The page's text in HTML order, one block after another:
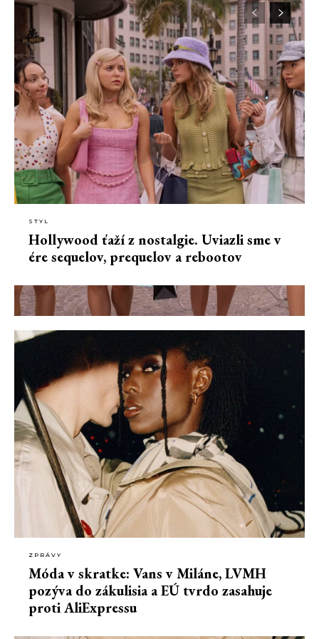
STYL
Hollywood ťaží z nostalgie. Uviazli sme v
ére sequelov, prequelov a rebootov
ZPRÁVY
Móda v skratke: Vans v Miláne, LVMH
pozýva do zákulisia a EÚ tvrdo zasahuje
proti AliExpressu